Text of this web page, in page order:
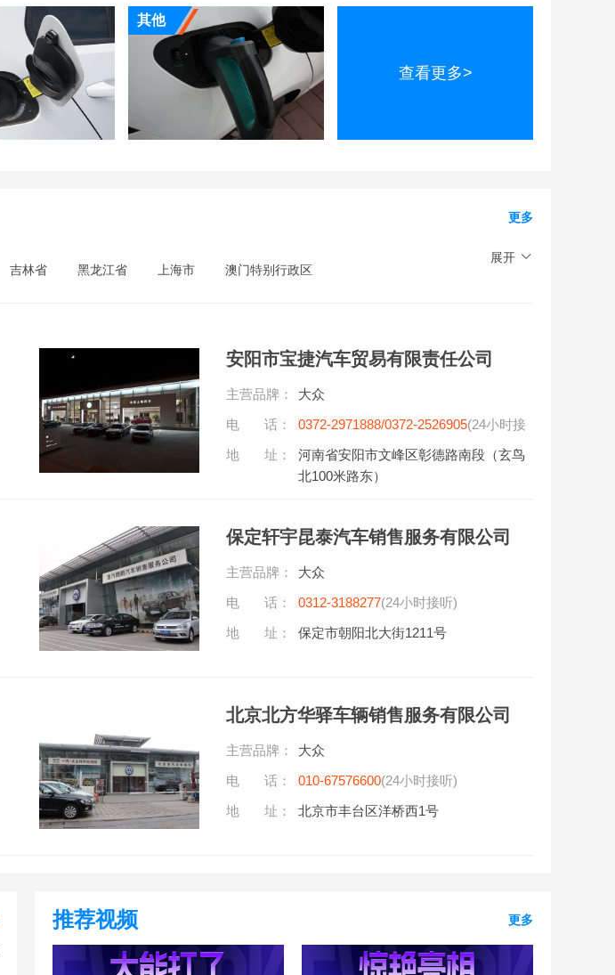
其他
查看更多>
更多
展开
吉林省 黑龙江省 上海市 澳门特别行政区
安阳市宝捷汽车贸易有限责任公司
主营品牌：
大众
电 话：
0372-2971888/0372-2526905(24小时接
听)
地 址：
河南省安阳市文峰区彰德路南段（玄鸟
北100米路东）
保定轩宇昆泰汽车销售服务有限公司
主营品牌：
大众
电 话：
0312-3188277(24小时接听)
地 址：
保定市朝阳北大街1211号
北京北方华驿车辆销售服务有限公司
主营品牌：
大众
电 话：
010-67576600(24小时接听)
地 址：
北京市丰台区洋桥西1号
推荐视频 更多